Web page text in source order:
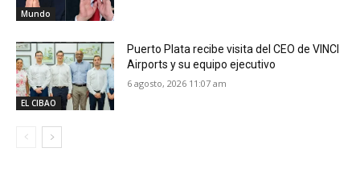
Mundo
EL CIBAO
Puerto Plata recibe visita del CEO de VINCI
Airports y su equipo ejecutivo
6 agosto, 2026 11:07 am